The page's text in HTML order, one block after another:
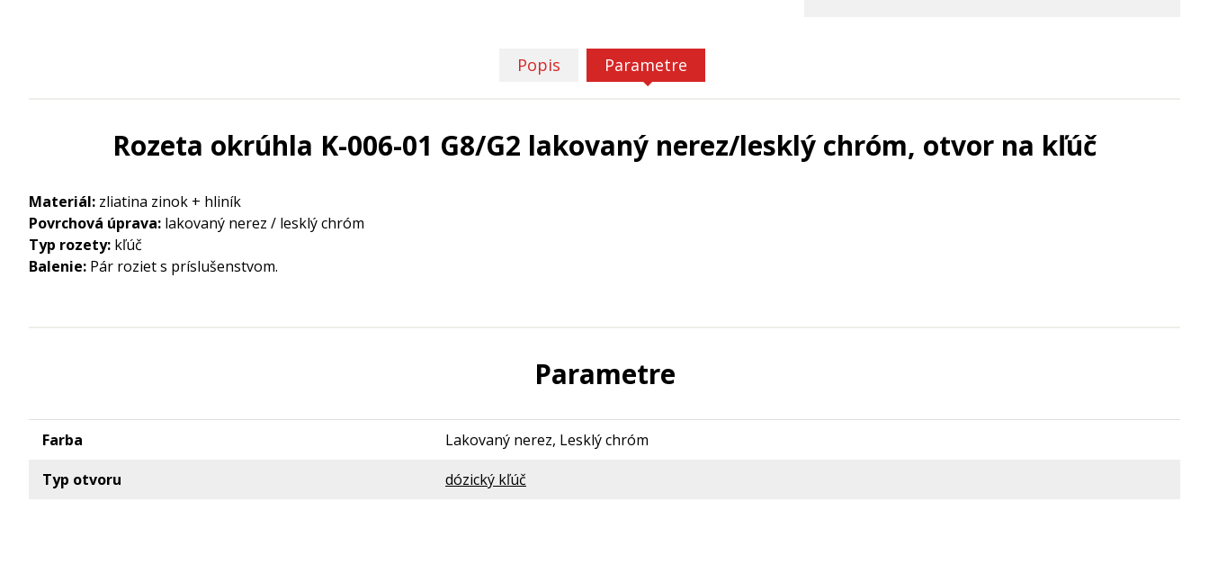
Popis Parametre
Rozeta okrúhla K-006-01 G8/G2 lakovaný nerez/lesklý chróm, otvor na kľúč
Materiál: zliatina zinok + hliník
Povrchová úprava: lakovaný nerez / lesklý chróm
Typ rozety: kľúč
Balenie: Pár roziet s príslušenstvom.
Parametre
Farba
Lakovaný nerez, Lesklý chróm
Typ otvoru
dózický kľúč